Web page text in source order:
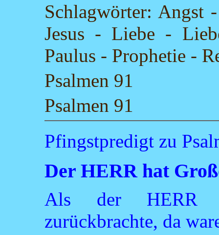
Schlagwörter: Angst
Jesus - Liebe -
Paulus - Prophetie -
Psalmen 91
Psalmen 91
Pfingstpredigt zu
Der HERR hat
Als der HERR
zurückbrachte, da